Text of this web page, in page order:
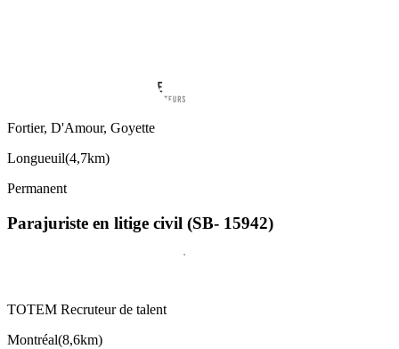
Fortier, D'Amour, Goyette
Longueuil(4,7km)
Permanent
Parajuriste en litige civil (SB- 15942)
TOTEM Recruteur de talent
Montréal(8,6km)